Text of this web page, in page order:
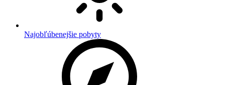
Najobľúbenejšie pobyty